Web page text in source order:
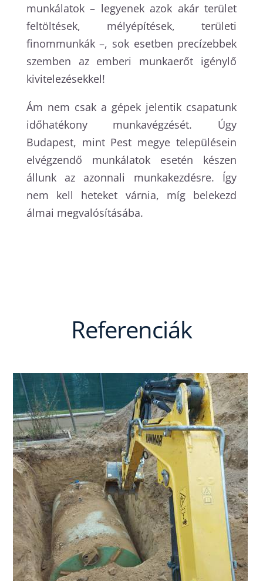
munkálatok – legyenek azok akár terület
feltöltések, mélyépítések, területi
finommunkák –, sok esetben precízebbek
szemben az emberi munkaerőt igénylő
kivitelezésekkel!
Ám nem csak a gépek jelentik csapatunk
időhatékony munkavégzését. Úgy
Budapest, mint Pest megye településein
elvégzendő munkálatok esetén készen
állunk az azonnali munkakezdésre. Így
nem kell heteket várnia, míg belekezd
álmai megvalósításába.
Referenciák